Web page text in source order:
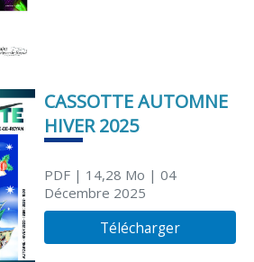
CASSOTTE AUTOMNE
HIVER 2025
PDF| 14,28 Mo | 04
Décembre 2025
Télécharger